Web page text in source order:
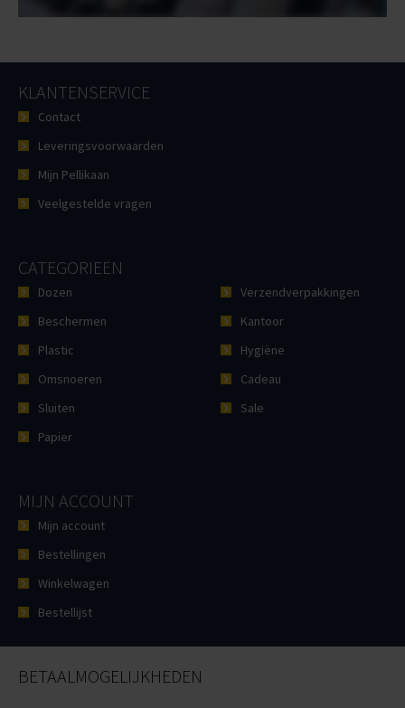
KLANTENSERVICE
Contact
Leveringsvoorwaarden
Mijn Pellikaan
Veelgestelde vragen
CATEGORIEËN
Dozen
Beschermen
Plastic
Omsnoeren
Sluiten
Papier
Verzendverpakkingen
Kantoor
Hygiëne
Cadeau
Sale
MIJN ACCOUNT
Mijn account
Bestellingen
Winkelwagen
Bestellijst
BETAALMOGELIJKHEDEN